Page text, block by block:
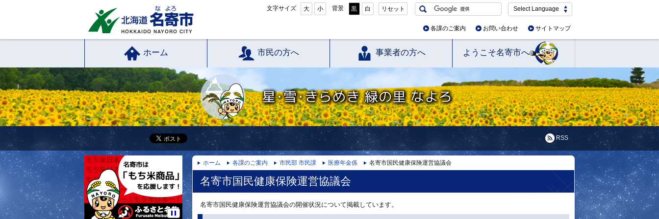
文字サイズ 大 小 背景 黒 白 リセット Select Language
各課のご案内 お問い合わせ サイトマップ
ホーム 市民の方へ 事業者の方へ ようこそ名寄市へ
星・雪・きらめき 緑の里 なよろ
RSS
ホーム 各課のご案内 市民部 市民課 医療年金係 名寄市国民健康保険運営協議会
名寄市国民健康保険運営協議会
名寄市国民健康保険運営協議会の開催状況について掲載しています。